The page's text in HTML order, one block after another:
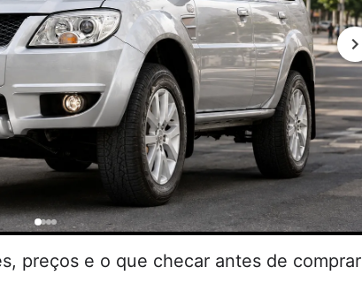
preços e o que checar antes de comprar